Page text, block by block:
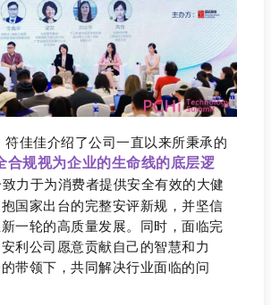
符佳佳介绍了公司一直以来所秉承的
合规视为企业的生命线的底层逻
力于为消费者提供安全有效的大健
国家出台的完整安评新规，并坚信
一轮的高质量发展。同时，面临完
利公司愿意贡献自己的智慧和力
带领下，共同解决行业面临的问